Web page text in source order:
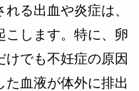
る出血や炎症は、
こします。特に、卵
でも不妊症の原因
た血液が体外に排出